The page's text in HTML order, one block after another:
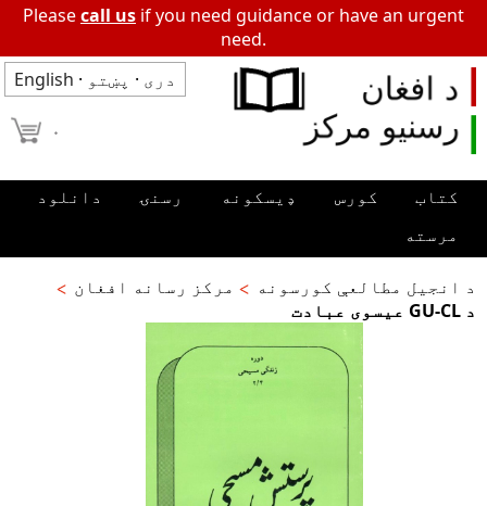
Pleasecall us if you need guidance or have an urgent
need.
English · دری · پښتو
۰
کتاب کورس ډیسکونه رسنۍ
دانلود
مرسته
مرکز رسانه افغان
د انجیل مطالعې کورسونه
د GU-CL عیسوی عبادت